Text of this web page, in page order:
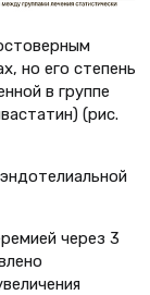
но его степень
в группе
(рис.
через 3